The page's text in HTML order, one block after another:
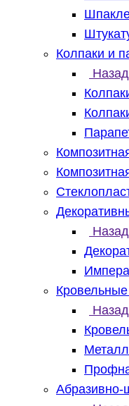
Колпаки и
Назад
Назад
Назад